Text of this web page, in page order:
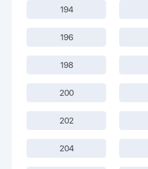
194
196
198
200
202
204